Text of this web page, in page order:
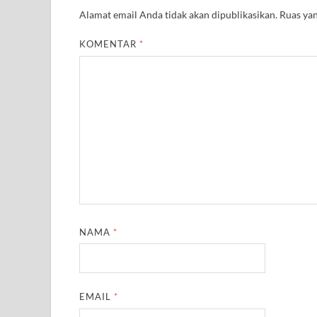
Alamat email Anda tidak akan dipublikasikan. Ruas
KOMENTAR *
NAMA *
EMAIL *